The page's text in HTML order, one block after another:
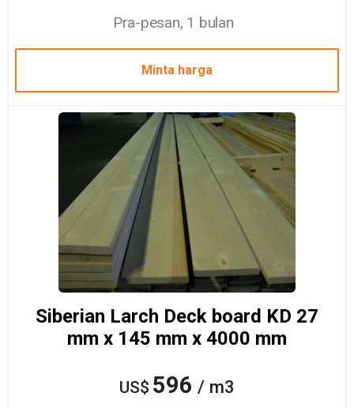
Pra-pesan, 1 bulan
Minta harga
Siberian Larch Deck board KD 27
mm x 145 mm x 4000 mm
US$ 596 / m3